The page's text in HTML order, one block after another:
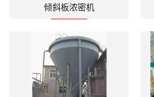
倾斜板浓密机